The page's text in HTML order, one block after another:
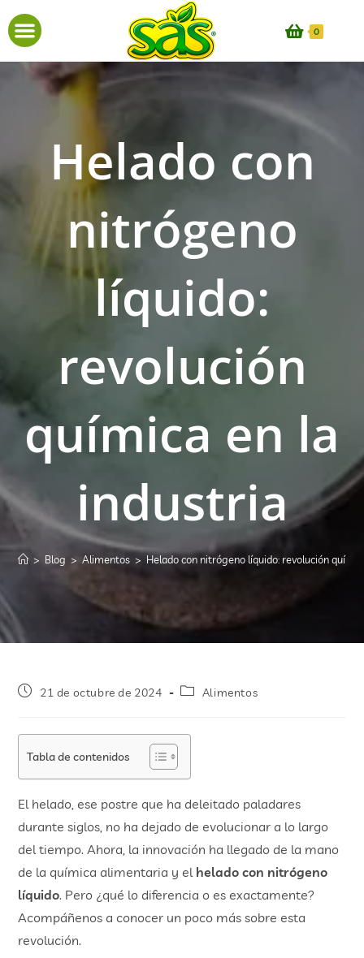
0
Helado con
nitrógeno
líquido:
revolución
química en la
industria
> Blog > Alimentos > Helado con nitrógeno líquido: revolución
21 de octubre de 2024 Alimentos
Tabla de contenidos
El helado, ese postre que ha deleitado paladares
durante siglos, no ha dejado de evolucionar a lo largo
del tiempo. Ahora, la innovación ha llegado de la mano
de la química alimentaria y el helado con nitrógeno
líquido. Pero ¿qué lo diferencia o es exactamente?
Acompáñenos a conocer un poco más sobre esta
revolución.